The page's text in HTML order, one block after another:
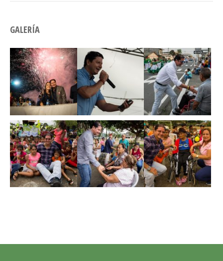
GALERÍA